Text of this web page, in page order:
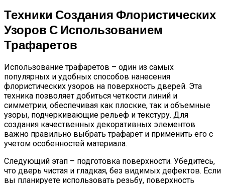
Техники Создания Флористических
Узоров С Использованием
Трафаретов
Использование трафаретов – один из самых
популярных и удобных способов нанесения
флористических узоров на поверхность дверей. Эта
техника позволяет добиться четкости линий и
симметрии, обеспечивая как плоские, так и объемные
узоры, подчеркивающие рельеф и текстуру. Для
создания качественных декоративных элементов
важно правильно выбрать трафарет и применить его с
учетом особенностей материала.
Следующий этап – подготовка поверхности. Убедитесь,
что дверь чистая и гладкая, без видимых дефектов. Если
вы планируете использовать резьбу, поверхность